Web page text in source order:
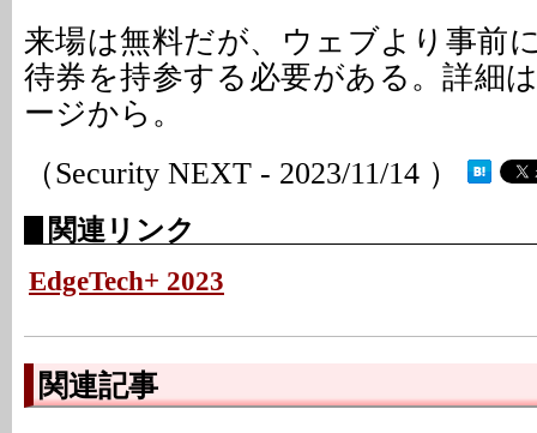
来場は無料だが、ウェブより事前
待券を持参する必要がある。詳細
ージから。
（Security NEXT - 2023/11/14 ）
関連リンク
EdgeTech+ 2023
関連記事